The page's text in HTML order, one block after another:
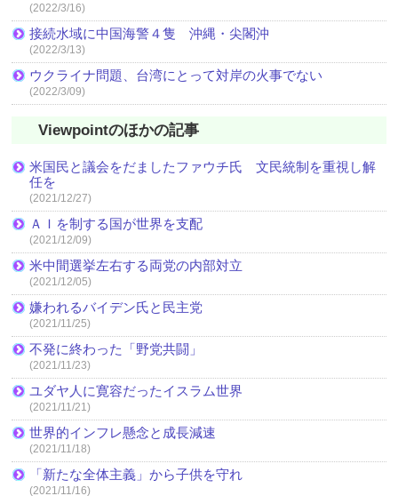
(2022/3/16)
接続水域に中国海警４隻 沖縄・尖閣沖
(2022/3/13)
ウクライナ問題、台湾にとって対岸の火事でない
(2022/3/09)
Viewpointのほかの記事
米国民と議会をだましたファウチ氏 文民統制を重視し解
任を
(2021/12/27)
ＡＩを制する国が世界を支配
(2021/12/09)
米中間選挙左右する両党の内部対立
(2021/12/05)
嫌われるバイデン氏と民主党
(2021/11/25)
不発に終わった「野党共闘」
(2021/11/23)
ユダヤ人に寛容だったイスラム世界
(2021/11/21)
世界的インフレ懸念と成長減速
(2021/11/18)
「新たな全体主義」から子供を守れ
(2021/11/16)